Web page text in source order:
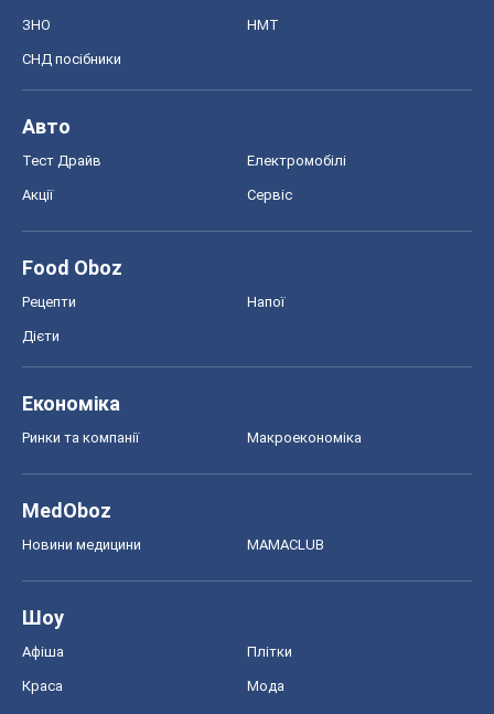
ЗНО НМТ
СНД посібники
Авто
Тест Драйв Електромобілі
Акції Сервіс
Food Oboz
Рецепти Напої
Дієти
Економіка
Ринки та компанії Макроекономіка
MedOboz
Новини медицини MAMACLUB
Шоу
Афіша Плітки
Краса Мода